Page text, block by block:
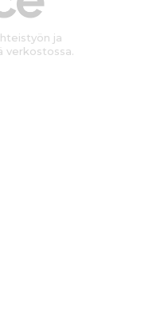
ja
verkostossa.